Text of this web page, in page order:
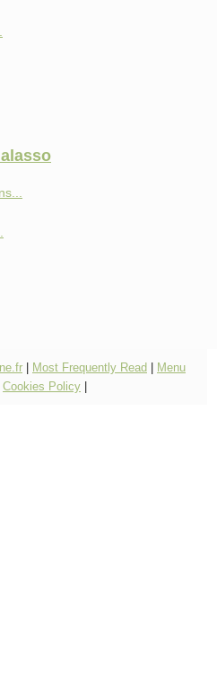
| Most Frequently Read | Menu
Cookies Policy |